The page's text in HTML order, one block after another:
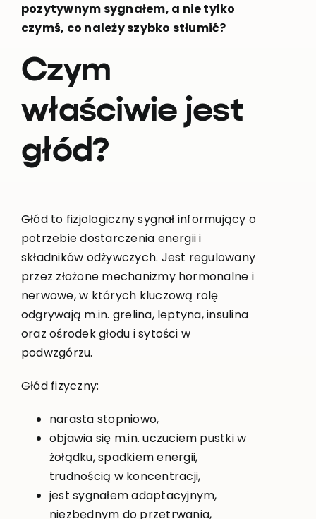
pozytywnym sygnałem, a nie tylko
czymś, co należy szybko stłumić?
Czym
właściwie jest
głód?
Głód to fizjologiczny sygnał informujący o
potrzebie dostarczenia energii i
składników odżywczych. Jest regulowany
przez złożone mechanizmy hormonalne i
nerwowe, w których kluczową rolę
odgrywają m.in. grelina, leptyna, insulina
oraz ośrodek głodu i sytości w
podwzgórzu.
Głód fizyczny:
narasta stopniowo,
objawia się m.in. uczuciem pustki w
żołądku, spadkiem energii,
trudnością w koncentracji,
jest sygnałem adaptacyjnym,
niezbędnym do przetrwania,